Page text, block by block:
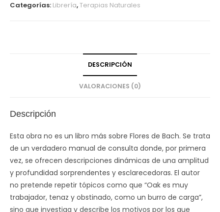
Categorías: Librería,Terapias Naturales
DESCRIPCIÓN
VALORACIONES (0)
Descripción
Esta obra no es un libro más sobre Flores de Bach. Se trata
de un verdadero manual de consulta donde, por primera
vez, se ofrecen descripciones dinámicas de una amplitud
y profundidad sorprendentes y esclarecedoras. El autor
no pretende repetir tópicos como que “Oak es muy
trabajador, tenaz y obstinado, como un burro de carga”,
sino que investiga y describe los motivos por los que